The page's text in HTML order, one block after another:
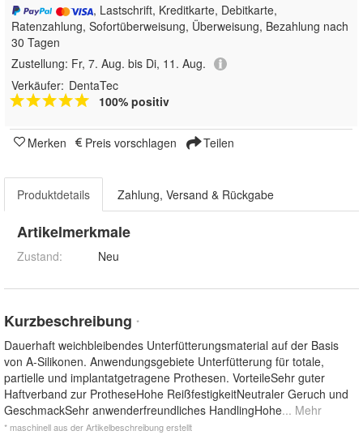
, Lastschrift, Kreditkarte, Debitkarte,
Ratenzahlung, Sofortüberweisung, Überweisung, Bezahlung nach
30 Tagen
Zustellung: Fr, 7. Aug. bis Di, 11. Aug.
Verkäufer: DentaTec
100% positiv
Merken Preis vorschlagen Teilen
Produktdetails Zahlung, Versand & Rückgabe
Artikelmerkmale
Zustand: Neu
Kurzbeschreibung *
Dauerhaft weichbleibendes Unterfütterungsmaterial auf der Basis
von A-Silikonen. Anwendungsgebiete Unterfütterung für totale,
partielle und implantatgetragene Prothesen. VorteileSehr guter
Haftverband zur ProtheseHohe ReißfestigkeitNeutraler Geruch und
GeschmackSehr anwenderfreundliches HandlingHohe... Mehr
* maschinell aus der Artikelbeschreibung erstellt